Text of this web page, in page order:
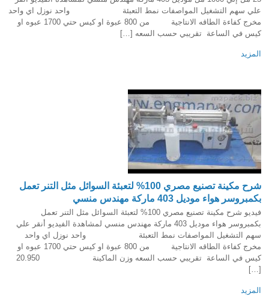
علي سهم التشغيل المواصفات نمط التعبئة واحد نوزل اي واحد
مخرج كفاءة الطاقه الانتاجية من 800 عبوة او كيس حتي 1700 عبوه او
كيس في الساعة تقريبي حسب السعه […]
المزيد
شرح مكينة تصنيع مصري 100% لتعبئة السوائل مثل التنر تعمل
بكمبروسر هواء موديل 403 ماركة مهندس منسي
فيديو شرح مكينة تصنيع مصري 100% لتعبئة السوائل مثل التنر تعمل
بكمبروسر هواء موديل 403 ماركة مهندس منسي لمشاهدة الفيديو أنقر علي
سهم التشغيل المواصفات نمط التعبئة واحد نوزل اي واحد
مخرج كفاءة الطاقه الانتاجية من 800 عبوة او كيس حتي 1700 عبوه او
كيس في الساعة تقريبي حسب السعه وزن الماكينة 20.950
[…]
المزيد